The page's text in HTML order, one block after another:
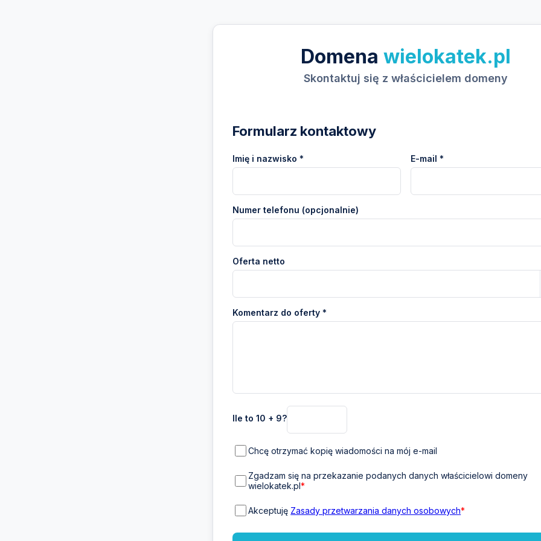
Domena wielokatek.pl
Skontaktuj się z właścicielem domeny
Formularz kontaktowy
Imię i nazwisko * E-mail *
Numer telefonu (opcjonalnie)
Oferta netto
Komentarz do oferty *
Ile to 10 + 9?
Chcę otrzymać kopię wiadomości na mój e-mail
Zgadzam się na przekazanie podanych danych właścicielowi domeny
wielokatek.pl*
Akceptuję Zasady przetwarzania danych osobowych*